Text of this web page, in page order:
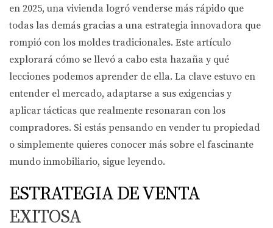
en 2025, una vivienda logró venderse más rápido que
todas las demás gracias a una estrategia innovadora que
rompió con los moldes tradicionales. Este artículo
explorará cómo se llevó a cabo esta hazaña y qué
lecciones podemos aprender de ella. La clave estuvo en
entender el mercado, adaptarse a sus exigencias y
aplicar tácticas que realmente resonaran con los
compradores. Si estás pensando en vender tu propiedad
o simplemente quieres conocer más sobre el fascinante
mundo inmobiliario, sigue leyendo.
ESTRATEGIA DE VENTA
EXITOSA